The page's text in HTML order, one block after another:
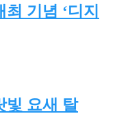
기념 ‘디지
빛 요새 탈